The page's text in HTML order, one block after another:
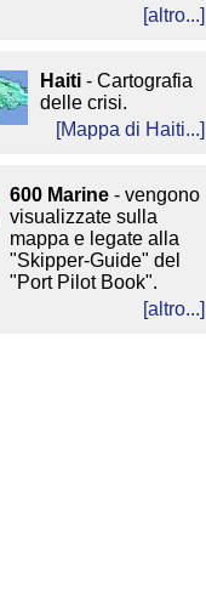
[altro...]
Haiti - Cartografia
delle crisi.
[Mappa di Haiti...]
600 Marine - vengono
visualizzate sulla
mappa e legate alla
"Skipper-Guide" del
"Port Pilot Book".
[altro...]